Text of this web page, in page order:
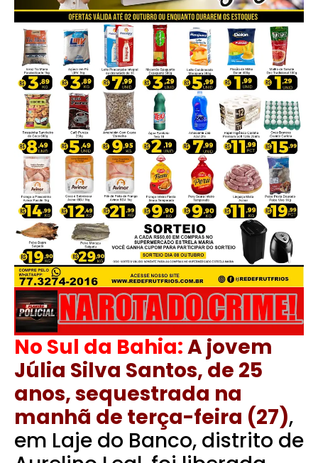
No Sul da Bahia:A jovem
Júlia Silva Santos, de 25
anos, sequestrada na
manhã de terça-feira (27),
em Laje do Banco, distrito de